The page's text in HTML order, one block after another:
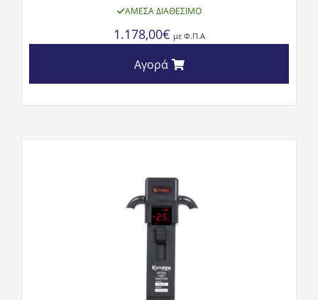
ΆΜΕΣΑ ΔΙΑΘΈΣΙΜΟ
1.178,00€ με Φ.Π.Α
Αγορά